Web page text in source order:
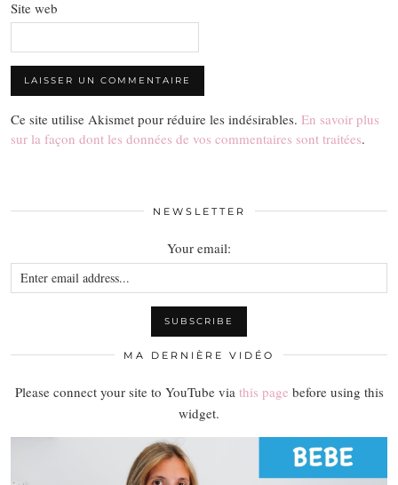
Site web
Ce site utilise Akismet pour réduire les indésirables. En savoir plus
sur la façon dont les données de vos commentaires sont traitées.
NEWSLETTER
Your email:
MA DERNIÈRE VIDÉO
Please connect your site to YouTube via this page before using this
widget.